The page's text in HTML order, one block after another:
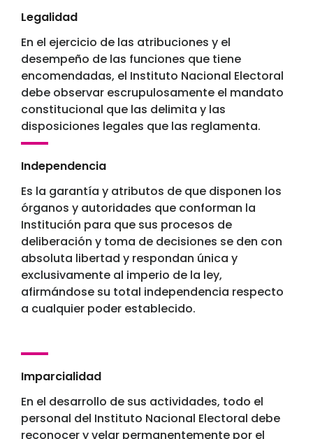
Legalidad
En el ejercicio de las atribuciones y el
desempeño de las funciones que tiene
encomendadas, el Instituto Nacional Electoral
debe observar escrupulosamente el mandato
constitucional que las delimita y las
disposiciones legales que las reglamenta.
Independencia
Es la garantía y atributos de que disponen los
órganos y autoridades que conforman la
Institución para que sus procesos de
deliberación y toma de decisiones se den con
absoluta libertad y respondan única y
exclusivamente al imperio de la ley,
afirmándose su total independencia respecto
a cualquier poder establecido.
Imparcialidad
En el desarrollo de sus actividades, todo el
personal del Instituto Nacional Electoral debe
reconocer y velar permanentemente por el